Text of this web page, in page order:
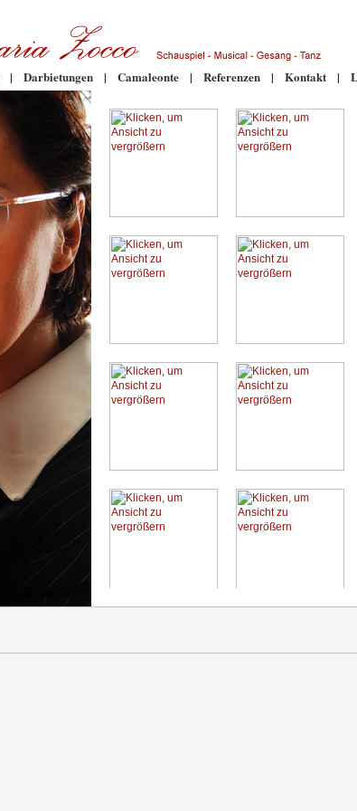
| Darbietungen | Camaleonte | Referenzen | Kontakt |